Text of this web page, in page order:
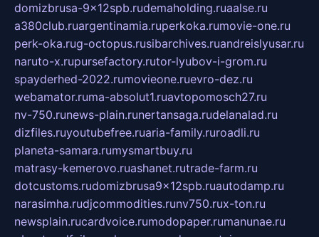
domizbrusa-9x12spb.rudemaholding.ruaalse.ru
a380club.ruargentinamia.ruperkoka.rumovie-one.ru
perk-oka.rug-octopus.rusibarchives.ruandreislyusar.ru
naruto-x.rupursefactory.rutor-lyubov-i-grom.ru
spayderhed-2022.rumovieone.ruevro-dez.ru
webamator.ruma-absolut1.ruavtopomosch27.ru
nv-750.runews-plain.runertansaga.rudelanalad.ru
dizfiles.ruyoutubefree.ruaria-family.ruroadli.ru
planeta-samara.rumysmartbuy.ru
matrasy-kemerovo.ruashanet.rutrade-farm.ru
dotcustoms.rudomizbrusa9x12spb.ruautodamp.ru
narasimha.rudjcommodities.runv750.rux-ton.ru
newsplain.rucardvoice.rumodopaper.rumanunae.ru